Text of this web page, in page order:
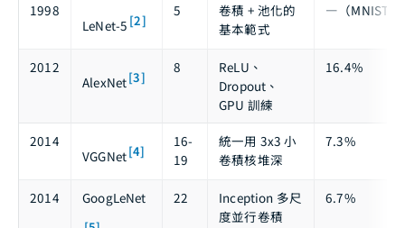
1998
LeNet-5 [2]
5
卷積 + 池化的
基本範式
—（MNIST
2012
AlexNet[3]
8
ReLU、
Dropout、
GPU 訓練
16.4%
2014
VGGNet[4]
16-
19
統一用 3x3 小
卷積核堆深
7.3%
2014 GoogLeNet 22
Inception 多尺
度並行卷積
6.7%